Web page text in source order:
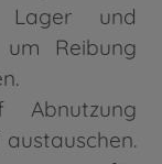
Lager und
um Reibung